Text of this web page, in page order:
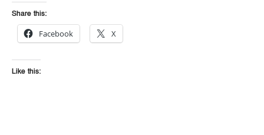
Share this:
Facebook X
Like this: